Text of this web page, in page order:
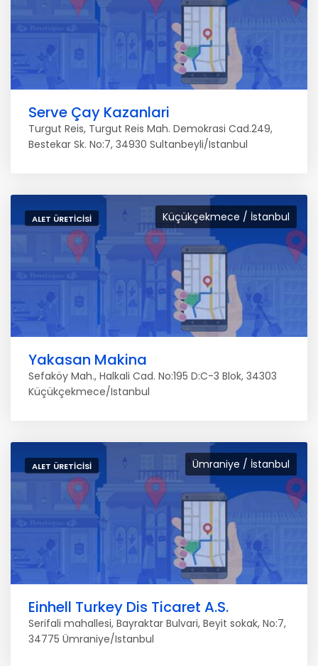
Serve Çay Kazanlari
Turgut Reis, Turgut Reis Mah. Demokrasi Cad.249,
Bestekar Sk. No:7, 34930 Sultanbeyli/Istanbul
Küçükçekmece / İstanbul
ALET ÜRETICISI
Yakasan Makina
Sefaköy Mah., Halkali Cad. No:195 D:C-3 Blok, 34303
Küçükçekmece/Istanbul
Ümraniye / İstanbul
ALET ÜRETICISI
Einhell Turkey Dis Ticaret A.S.
Serifali mahallesi, Bayraktar Bulvari, Beyit sokak, No:7,
34775 Ümraniye/Istanbul